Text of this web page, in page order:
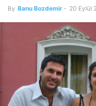
By Banu Bozdemir - 20 Eylül